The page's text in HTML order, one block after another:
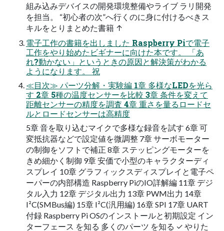
組み込みデバイスの開発環境整備やライブ ラリ開発
を担当。 “初心者の次”へ行くのに身に付けるべきス
キルをとりまとめた書籍 ↑
電子工作の書籍を出しました Raspberry Piで電子
工作をやり始めたビギナーに向けた本です。 「あ
れ?動かない」というときの原因と解決策がわかる
ようになります。 祝
≪目次≫ パーツ分解・実験編 1章 多様なLEDを光ら
す 2章 5種の温度センサーを比較 3章 条件を変えて
距離センサーの精度を調査 4章 重さを量るロードセ
ルとロードセンサーは高精度
5章 音を取り込むマイクで多様な録音を試す 6章 可
変抵抗器などで設定値を微調整 7章 サーボモーター
の制御をソフトで補正 8章 ステッピングモーターを
きめ細かく制御 9章 安価で小型のキャラクターディ
スプレイ 10章 グラフィックスディスプレイと電子ペ
ーパーの内部構造 Raspberry PiのIO詳解編 11章 デジ
タル入力 12章 デジタル出力 13章 PWM出力 14章
I²C(SMBus編) 15章 I²C(汎用編) 16章 SPI 17章 UART
付録 Raspberry Pi OSのインストールと初期設定 イン
ターフェース を知る 多くのパーツ を知る ✓ やりた